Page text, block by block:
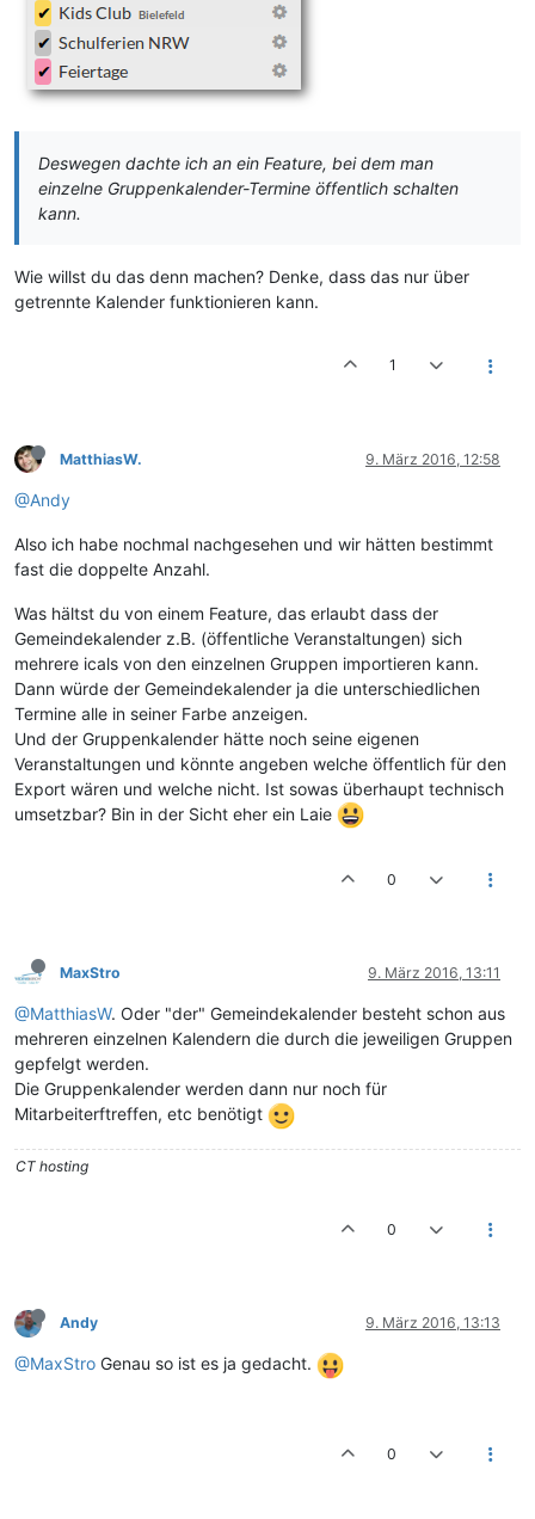
Deswegen dachte ich an ein Feature, bei dem man
einzelne Gruppenkalender-Termine öffentlich schalten
kann.
Wie willst du das denn machen? Denke, dass das nur über
getrennte Kalender funktionieren kann.
1
MatthiasW. 9. März 2016, 12:58
@Andy
Also ich habe nochmal nachgesehen und wir hätten bestimmt
fast die doppelte Anzahl.
Was hältst du von einem Feature, das erlaubt dass der
Gemeindekalender z.B. (öffentliche Veranstaltungen) sich
mehrere icals von den einzelnen Gruppen importieren kann.
Dann würde der Gemeindekalender ja die unterschiedlichen
Termine alle in seiner Farbe anzeigen.
Und der Gruppenkalender hätte noch seine eigenen
Veranstaltungen und könnte angeben welche öffentlich für den
Export wären und welche nicht. Ist sowas überhaupt technisch
umsetzbar? Bin in der Sicht eher ein Laie
0
MaxStro 9. März 2016, 13:11
@MatthiasW. Oder "der" Gemeindekalender besteht schon aus
mehreren einzelnen Kalendern die durch die jeweiligen Gruppen
gepfelgt werden.
Die Gruppenkalender werden dann nur noch für
Mitarbeiterftreffen, etc benötigt
CT hosting
0
Andy 9. März 2016, 13:13
@MaxStro Genau so ist es ja gedacht.
0